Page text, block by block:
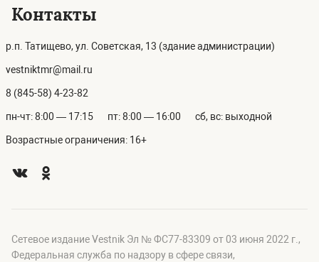
Контакты
р.п. Татищево, ул. Советская, 13 (здание администрации)
vestniktmr@mail.ru
8 (845-58) 4-23-82
пн-чт: 8:00 — 17:15 пт: 8:00 — 16:00 сб, вс: выходной
Возрастные ограничения: 16+
Сетевое издание Vestnik Эл № ФС77-83309 от 03 июня 2022 г.,
Федеральная служба по надзору в сфере связи,